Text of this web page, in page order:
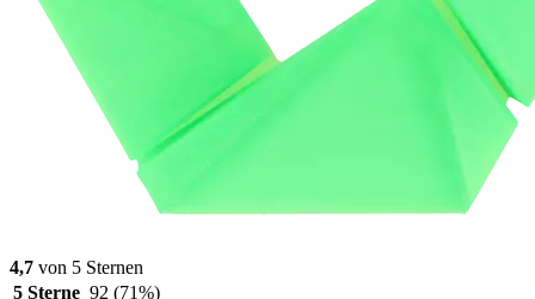
4,7 von 5 Sternen
5 Sterne 92 (71%)